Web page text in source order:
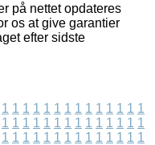
på nettet opdateres
os at give garantier
efter sidste
1 1 1 1 1 1 1 1 1 1 1 1 1 1
1 1 1 1 1 1 1 1 1 1 1 1 1 1
1 1 1 1 1 1 1 1 1 1 1 1 1 1